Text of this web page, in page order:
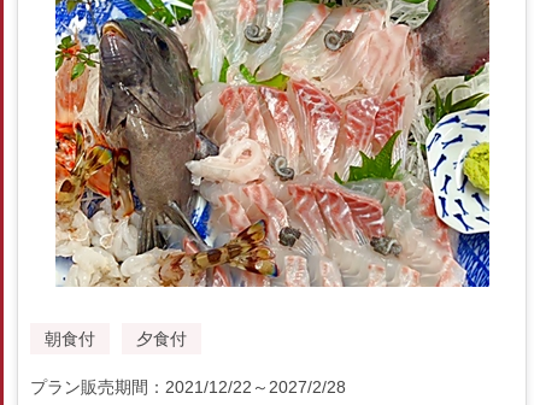
朝食付 夕食付
プラン販売期間：2021/12/22～2027/2/28